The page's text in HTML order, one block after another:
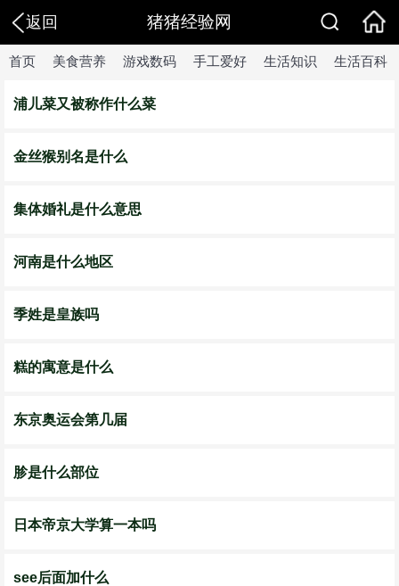
返回 猪猪经验网
首页 美食营养 游戏数码 手工爱好 生活知识 生活百科
浦儿菜又被称作什么菜
金丝猴别名是什么
集体婚礼是什么意思
河南是什么地区
季姓是皇族吗
糕的寓意是什么
东京奥运会第几届
胗是什么部位
日本帝京大学算一本吗
see后面加什么